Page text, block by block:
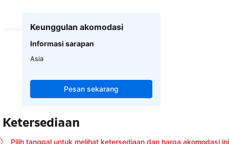
Keunggulan akomodasi
Informasi sarapan
Asia
Pesan sekarang
Ketersediaan
Pilih tanggal untuk melihat ketersediaan dan harga akomodasi ini